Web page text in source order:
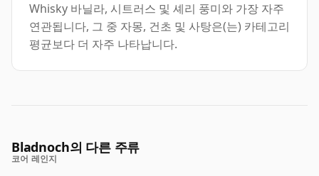
Whisky 바닐라, 시트러스 및 셰리 풍미와 가장 자주
연관됩니다, 그 중 자몽, 건초 및 사탕은(는) 카테고리
평균보다 더 자주 나타납니다.
Bladnoch의 다른 주류
코어 레인지